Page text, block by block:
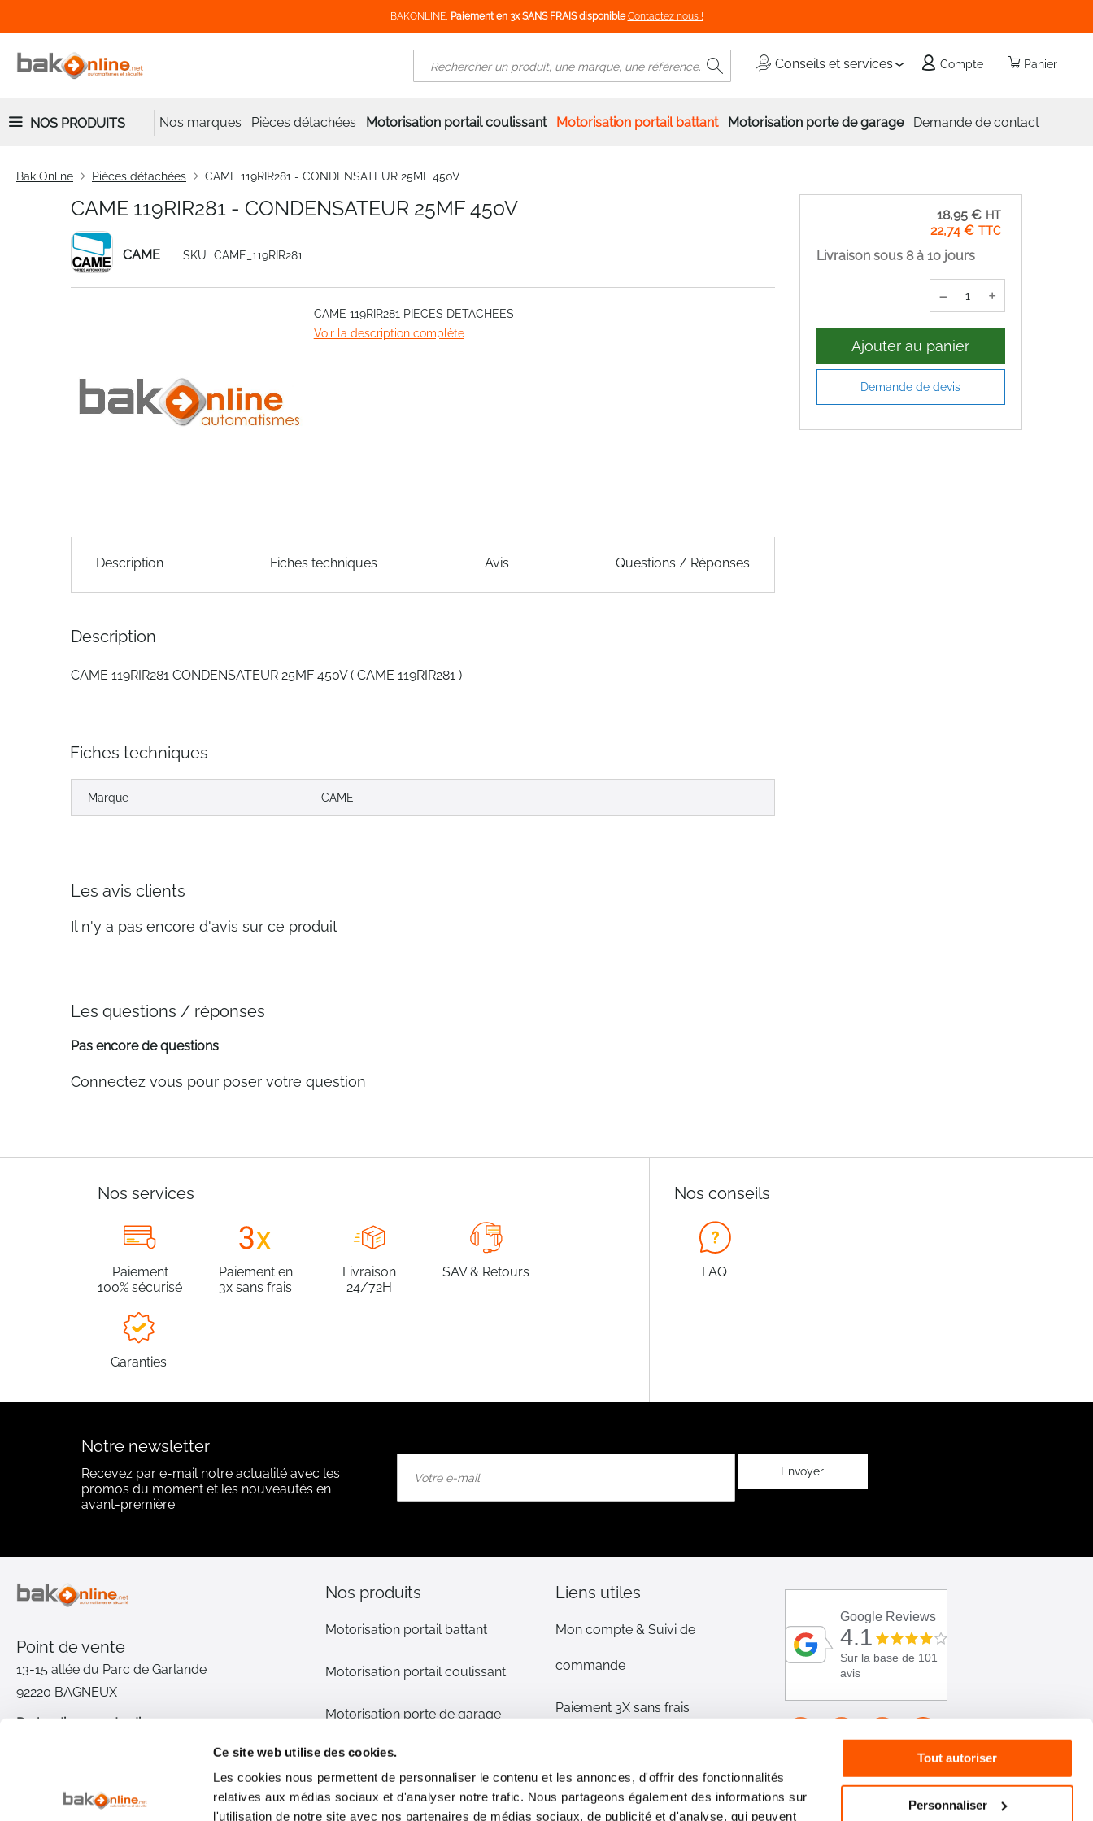
Ce site web utilise des cookies.
Les cookies nous permettent de personnaliser le contenu et les annonces, d'offrir des fonctionnalités
relatives aux médias sociaux et d'analyser notre trafic. Nous partageons également des informations sur
l'utilisation de notre site avec nos partenaires de médias sociaux, de publicité et d'analyse, qui peuvent
Tout autoriser
Personnaliser
BAKONLINE, Paiement en 3x SANS FRAIS disponible Contactez nous !
Panier
Conseils et services Compte
Rechercher
NOS PRODUITS Nos marques Pièces détachées Motorisation portail coulissant Motorisation portail battant Motorisation porte de garage Demande de contact
Bak Online Pièces détachées CAME 119RIR281 - CONDENSATEUR 25MF 450V
CAME 119RIR281 - CONDENSATEUR 25MF 450V
CAME SKU CAME_119RIR281
the
images
the
images
CAME 119RIR281 PIECES DETACHEES
Voir la description complète
Description Fiches techniques Avis Questions / Réponses
Description
CAME 119RIR281 CONDENSATEUR 25MF 450V ( CAME 119RIR281 )
Fiches techniques
Marque CAME
Les avis clients
Il n'y a pas encore d'avis sur ce produit
Les questions / réponses
Pas encore de questions
Connectez vous pour poser votre question
22,74 €
18,95 €
Livraison sous 8 à 10 jours
- +
Ajouter au panier
Demande de devis
Nos services
Paiement
100% sécurisé
Paiement en
3x sans frais
Livraison
24/72H
SAV & Retours
Garanties
Nos conseils
FAQ
Notre newsletter
Recevez par e-mail notre actualité avec les
promos du moment et les nouveautés en
avant-première
notre
:
Envoyer
Point de vente
13-15 allée du Parc de Garlande
92220 BAGNEUX
Du lundi au vendredi
01 46 72 30 00
Nos produits
Motorisation portail battant
Motorisation portail coulissant
Motorisation porte de garage
Motorisation volet
Pièces détachées
Liens utiles
Mon compte & Suivi de
commande
Paiement 3X sans frais
CGV
Google Reviews
4.1
Sur la base de 101
avis